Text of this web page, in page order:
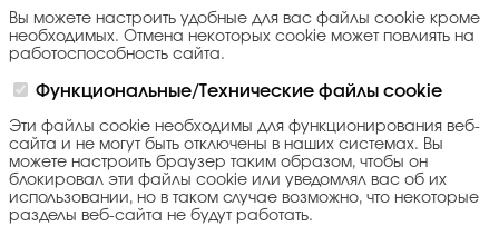
Вы можете настроить удобные для вас файлы cookie кроме
необходимых. Отмена некоторых cookie может повлиять на
работоспособность сайта.
Функциональные/Технические файлы cookie
Эти файлы cookie необходимы для функционирования веб-
сайта и не могут быть отключены в наших системах. Вы
можете настроить браузер таким образом, чтобы он
блокировал эти файлы cookie или уведомлял вас об их
использовании, но в таком случае возможно, что некоторые
разделы веб-сайта не будут работать.